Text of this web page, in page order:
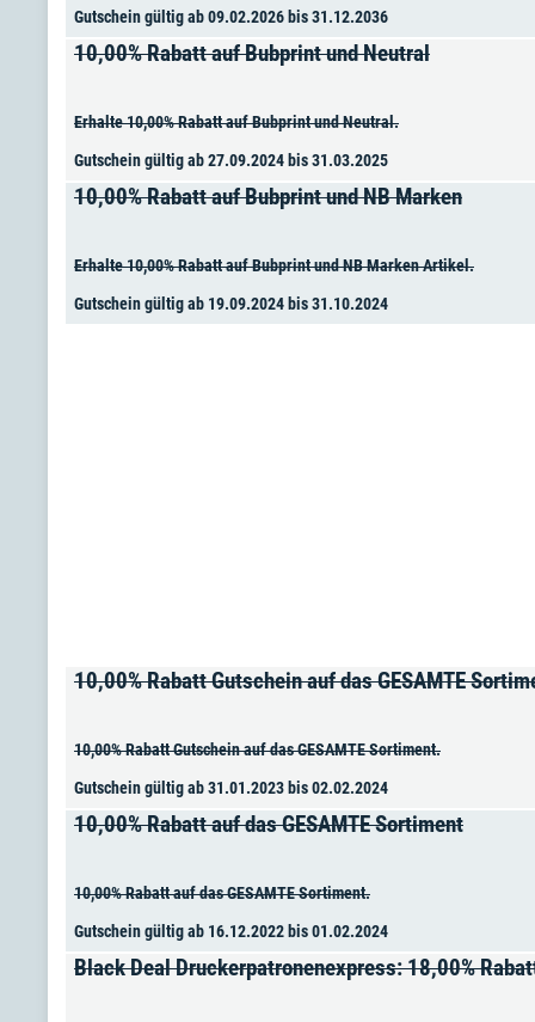
Gutschein gültig ab 09.02.2026 bis 31.12.2036
10,00% Rabatt auf Bubprint und Neutral
Erhalte 10,00% Rabatt auf Bubprint und Neutral.
Gutschein gültig ab 27.09.2024 bis 31.03.2025
10,00% Rabatt auf Bubprint und NB Marken
Erhalte 10,00% Rabatt auf Bubprint und NB Marken Artikel.
Gutschein gültig ab 19.09.2024 bis 31.10.2024
10,00% Rabatt Gutschein auf das GESAMTE
10,00% Rabatt Gutschein auf das GESAMTE Sortiment.
Gutschein gültig ab 31.01.2023 bis 02.02.2024
10,00% Rabatt auf das GESAMTE Sortiment
10,00% Rabatt auf das GESAMTE Sortiment.
Gutschein gültig ab 16.12.2022 bis 01.02.2024
Black Deal Druckerpatronenexpress: 18,00%